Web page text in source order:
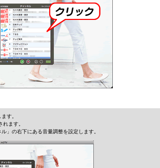
す。
れます。
」の右下にある音量調整を設定します。